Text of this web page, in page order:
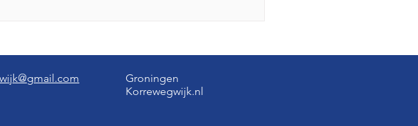
Groningen
Korrewegwijk.nl